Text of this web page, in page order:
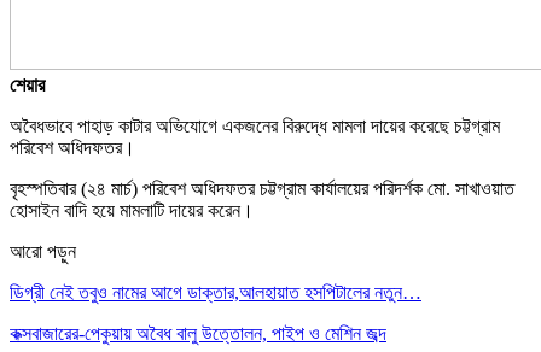
শেয়ার
অবৈধভাবে পাহাড় কাটার অভিযোগে একজনের বিরুদ্ধে মামলা দায়ের করেছে চট্টগ্রাম
পরিবেশ অধিদফতর।
বৃহস্পতিবার (২৪ মার্চ) পরিবেশ অধিদফতর চট্টগ্রাম কার্যালয়ের পরিদর্শক মো. সাখাওয়াত
হোসাইন বাদি হয়ে মামলাটি দায়ের করেন।
আরো পড়ুন
ডিগ্রী নেই তবুও নামের আগে ডাক্তার,আলহায়াত হসপিটালের নতুন…
কক্সবাজারের-পেকুয়ায় অবৈধ বালু উত্তোলন, পাইপ ও মেশিন জব্দ